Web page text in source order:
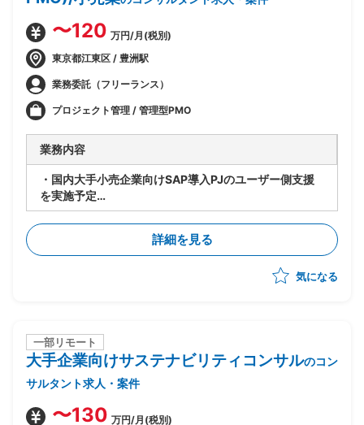
〜120 万円/月(税別)
東京都江東区 / 豊洲駅
業務委託（フリーランス）
プロジェクト管理 / 管理型PMO
業務内容
・国内大手小売企業向けSAP導入PJのユーザー側支援
を実施予定
・要件定義/設計フェーズ(2026年7月~9月)を担当
・顧客社内の合意形成
・将来SAP展開に向けたスコープと優先順位整理
・経営層および各社内推進リードの意識改革推進
詳細を見る
気になる
一部リモート
大手企業向けサステナビリティコンサルのコン
サルタント求人・案件
〜130 万円/月(税別)